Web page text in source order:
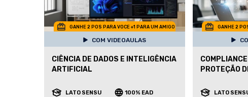
GANHE 2 POS PARA VOCE +1 PARA UM AMIGO
COM VIDEOAULAS
CIÊNCIA DE DADOS E INTELIGÊNCIA
ARTIFICIAL
LATO SENSU 100% EAD
GANHE 2
PROTEÇÃO
LATO